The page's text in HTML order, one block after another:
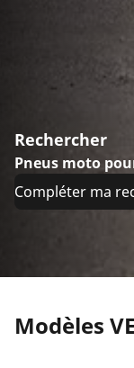
Rechercher
Pneus moto
Compléter ma
Modèles